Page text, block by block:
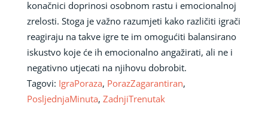
konačnici doprinosi osobnom rastu i emocionalnoj
zrelosti. Stoga je važno razumjeti kako različiti igrači
reagiraju na takve igre te im omogućiti balansirano
iskustvo koje će ih emocionalno angažirati, ali ne i
negativno utjecati na njihovu dobrobit.
Tagovi: IgraPoraza, PorazZagarantiran,
PosljednjaMinuta, ZadnjiTrenutak